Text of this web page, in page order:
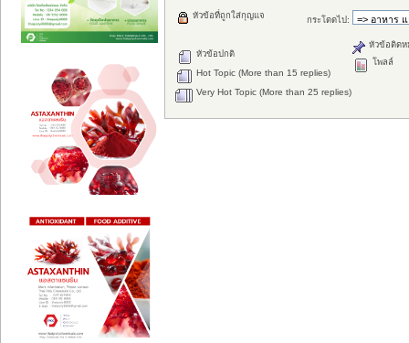
กระโดดไป:
หัวข้อปกติ
Hot Topic (More than 15 replies)
Very Hot Topic (More than 25 replies)
หัวข้อที่ถูกใส่กุญแจ
หัวข้อติดห
โพลล์